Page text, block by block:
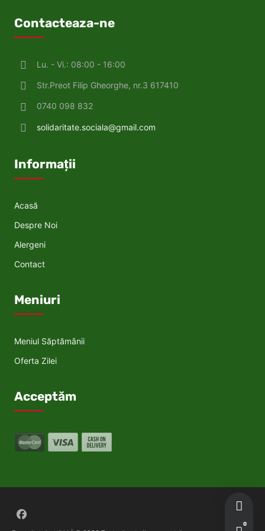
0
Contacteaza-ne
Lu. - Vi.: 08:00 - 16:00
Str.Preot Filip Gheorghe, nr.3 617410
0740 098 832
solidaritate.sociala@gmail.com
Informații
Acasă
Despre Noi
Alergeni
Contact
Meniuri
Meniul Săptămânii
Oferta Zilei
Acceptăm
Follow on Facebook